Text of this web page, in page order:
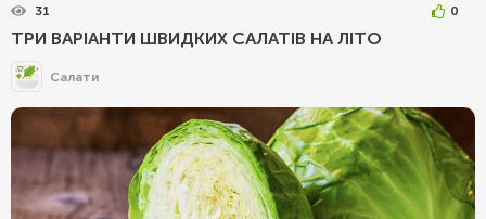
31 0
ТРИ ВАРІАНТИ ШВИДКИХ САЛАТІВ НА ЛІТО
Салати